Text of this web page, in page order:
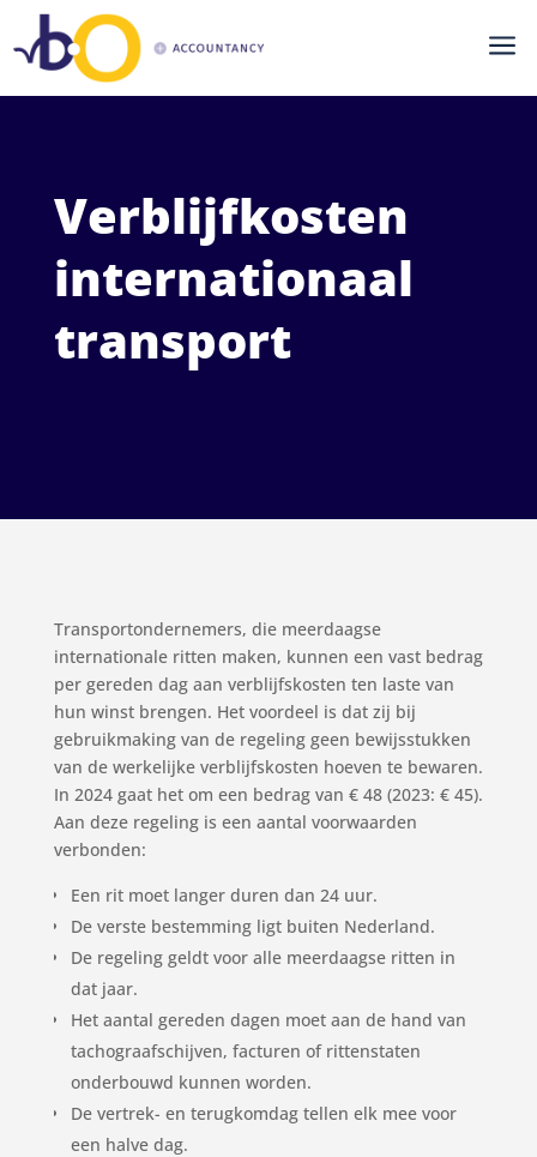
a
Verblijfkosten
internationaal
transport
Transportondernemers, die meerdaagse
internationale ritten maken, kunnen een vast bedrag
per gereden dag aan verblijfskosten ten laste van
hun winst brengen. Het voordeel is dat zij bij
gebruikmaking van de regeling geen bewijsstukken
van de werkelijke verblijfskosten hoeven te bewaren.
In 2024 gaat het om een bedrag van € 48 (2023: € 45).
Aan deze regeling is een aantal voorwaarden
verbonden:
Een rit moet langer duren dan 24 uur.
De verste bestemming ligt buiten Nederland.
De regeling geldt voor alle meerdaagse ritten in
dat jaar.
Het aantal gereden dagen moet aan de hand van
tachograafschijven, facturen of rittenstaten
onderbouwd kunnen worden.
De vertrek- en terugkomdag tellen elk mee voor
een halve dag.